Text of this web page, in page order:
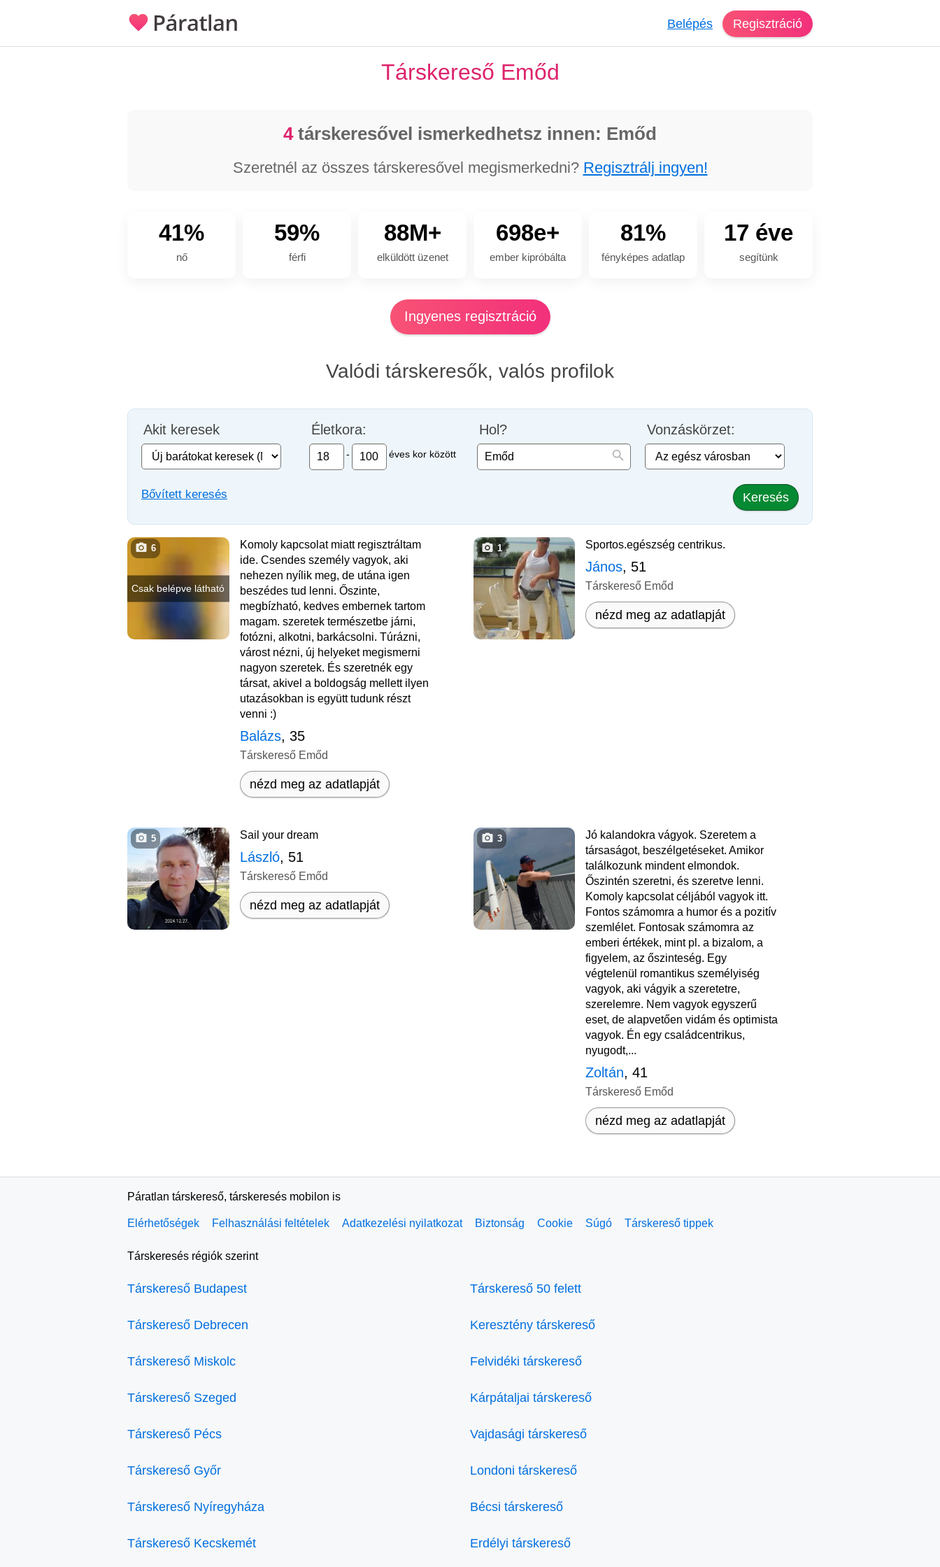
Belépés Regisztráció
Társkereső Emőd
4társkeresővel ismerkedhetsz innen: Emőd
Szeretnél az összes társkeresővel megismerkedni? Regisztrálj ingyen!
41%
nő
59%
férfi
88M+
elküldött üzenet
698e+
ember kipróbálta
81%
fényképes adatlap
17 éve
segítünk
Ingyenes regisztráció
Valódi társkeresők, valós profilok
Akit keresek Életkora:
- éves kor között
Hol? Vonzáskörzet:
Bővített keresés Keresés
Csak belépve látható
6
Komoly kapcsolat miatt regisztráltam
ide. Csendes személy vagyok, aki
nehezen nyílik meg, de utána igen
beszédes tud lenni. Őszinte,
megbízható, kedves embernek tartom
magam. szeretek természetbe járni,
fotózni, alkotni, barkácsolni. Túrázni,
várost nézni, új helyeket megismerni
nagyon szeretek. És szeretnék egy
társat, akivel a boldogság mellett ilyen
utazásokban is együtt tudunk részt
venni :)
Balázs, 35
Társkereső Emőd
nézd meg az adatlapját
1 Sportos.egészség centrikus.
János, 51
Társkereső Emőd
nézd meg az adatlapját
5 ️Sail your dream️
László, 51
Társkereső Emőd
nézd meg az adatlapját
3
Jó kalandokra vágyok. Szeretem a
társaságot, beszélgetéseket. Amikor
találkozunk mindent elmondok.
Őszintén szeretni, és szeretve lenni.
Komoly kapcsolat céljából vagyok itt.
Fontos számomra a humor és a pozitív
szemlélet. Fontosak számomra az
emberi értékek, mint pl. a bizalom, a
figyelem, az őszinteség. Egy
végtelenül romantikus személyiség
vagyok, aki vágyik a szeretetre,
szerelemre. Nem vagyok egyszerű
eset, de alapvetően vidám és optimista
vagyok. Én egy családcentrikus,
nyugodt,...
Zoltán, 41
Társkereső Emőd
nézd meg az adatlapját
Páratlan társkereső, társkeresés mobilon is
Elérhetőségek Felhasználási feltételek Adatkezelési nyilatkozat Biztonság Cookie Súgó Társkereső tippek
Társkeresés régiók szerint
Társkereső Budapest
Társkereső Debrecen
Társkereső Miskolc
Társkereső Szeged
Társkereső Pécs
Társkereső Győr
Társkereső Nyíregyháza
Társkereső Kecskemét
Társkereső 50 felett
Keresztény társkereső
Felvidéki társkereső
Kárpátaljai társkereső
Vajdasági társkereső
Londoni társkereső
Bécsi társkereső
Erdélyi társkereső